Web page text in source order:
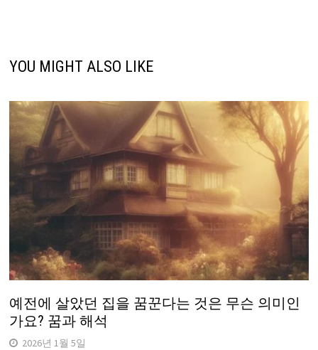
YOU MIGHT ALSO LIKE
예전에 살았던 집을 꿈꾼다는 것은 무슨 의미인
가요? 꿈과 해석
2026년 1월 5일